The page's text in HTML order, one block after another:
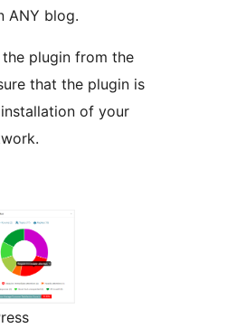
ANY blog.
plugin from the
that the plugin is
of your